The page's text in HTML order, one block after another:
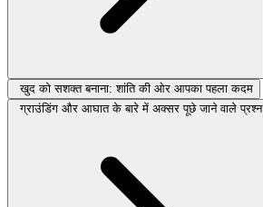
खुद को सशक्त बनाना: शांति की ओर आपका पहला कदम
ग्राउंडिंग और आघात के बारे में अक्सर पूछे जाने वाले प्रश्न